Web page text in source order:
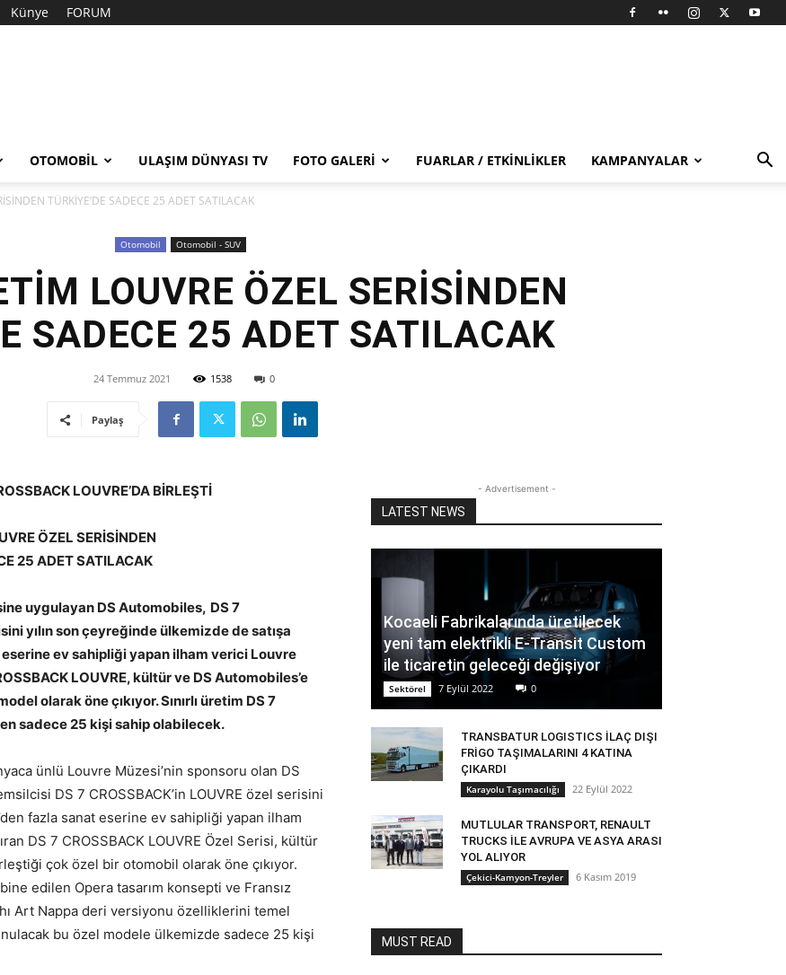
Künye FORUM
OTOMOBIL ULAŞIM DÜNYASI TV FOTO GALERI FUARLAR / ETKINLIKLER KAMPANYALAR
TÜRKİYE’DE SADECE 25 ADET SATILACAK
Otomobil Otomobil - SUV
LOUVRE ÖZEL SERİSİNDEN
SADECE 25 ADET SATILACAK
24 Temmuz 2021 1538 0
Paylaş
LOUVRE’DA BİRLEŞTİ
ÖZEL SERİSİNDEN
25 ADET SATILACAK
uygulayan DS Automobiles, DS 7
yılın son çeyreğinde ülkemizde de satışa
ev sahipliği yapan ilham verici Louvre
LOUVRE, kültür ve DS Automobiles’e
olarak öne çıkıyor. Sınırlı üretim DS 7
sadece 25 kişi sahip olabilecek.
ünlü Louvre Müzesi’nin sponsoru olan DS
DS 7 CROSSBACK’in LOUVRE özel serisini
fazla sanat eserine ev sahipliği yapan ilham
DS 7 CROSSBACK LOUVRE Özel Serisi, kültür
çok özel bir otomobil olarak öne çıkıyor.
edilen Opera tasarım konsepti ve Fransız
Art Nappa deri versiyonu özelliklerini temel
bu özel modele ülkemizde sadece 25 kişi
- Advertisement -
LATEST NEWS
Kocaeli Fabrikalarında üretilecek
yeni tam elektrikli E-Transit Custom
ile ticaretin geleceği değişiyor
Sektörel 7 Eylül 2022 0
TRANSBATUR LOGISTICS İLAÇ DIŞI
FRİGO TAŞIMALARINI 4 KATINA
ÇIKARDI
Karayolu Taşımacılığı 22 Eylül 2022
MUTLULAR TRANSPORT, RENAULT
TRUCKS İLE AVRUPA VE ASYA ARASI
YOL ALIYOR
Çekici-Kamyon-Treyler 6 Kasım 2019
MUST READ